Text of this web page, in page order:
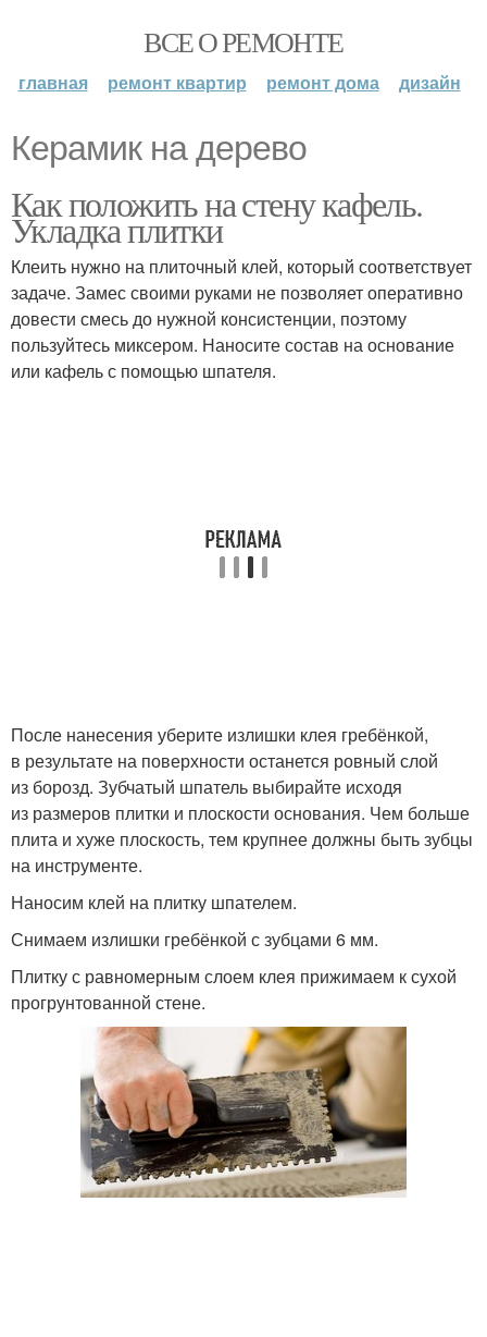
ВСЕ О РЕМОНТЕ
главная ремонт квартир ремонт дома дизайн
Керамик на дерево
Как положить на стену кафель.
Укладка плитки
Клеить нужно на плиточный клей, который соответствует
задаче. Замес своими руками не позволяет оперативно
довести смесь до нужной консистенции, поэтому
пользуйтесь миксером. Наносите состав на основание
или кафель с помощью шпателя.
После нанесения уберите излишки клея гребёнкой,
в результате на поверхности останется ровный слой
из борозд. Зубчатый шпатель выбирайте исходя
из размеров плитки и плоскости основания. Чем больше
плита и хуже плоскость, тем крупнее должны быть зубцы
на инструменте.
Наносим клей на плитку шпателем.
Снимаем излишки гребёнкой с зубцами 6 мм.
Плитку с равномерным слоем клея прижимаем к сухой
прогрунтованной стене.